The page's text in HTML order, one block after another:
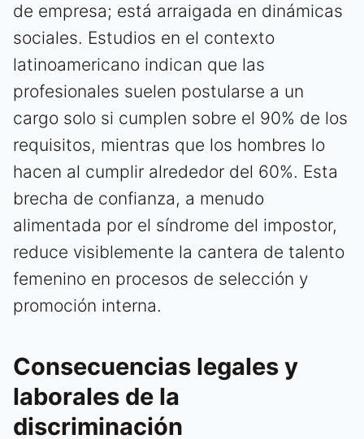
de empresa; está arraigada en dinámicas
sociales. Estudios en el contexto
latinoamericano indican que las
profesionales suelen postularse a un
cargo solo si cumplen sobre el 90% de los
requisitos, mientras que los hombres lo
hacen al cumplir alrededor del 60%. Esta
brecha de confianza, a menudo
alimentada por el síndrome del impostor,
reduce visiblemente la cantera de talento
femenino en procesos de selección y
promoción interna.
Consecuencias legales y
laborales de la
discriminación